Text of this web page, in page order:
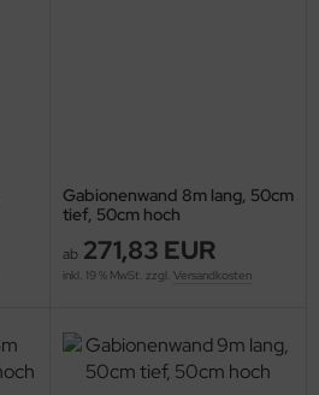
Gabionenwand 8m lang, 50cm
tief, 50cm hoch
ab 271,83 EUR
inkl. 19 % MwSt. zzgl. Versandkosten